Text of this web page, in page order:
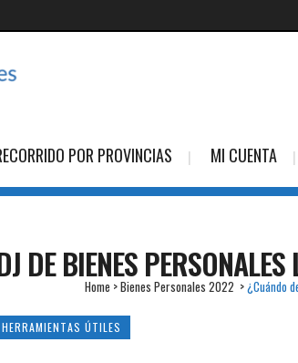
POR PROVINCIAS MI CUENTA
DE BIENES PERSONALES
Home >Bienes Personales 2022 >¿Cuándo
ÚTILES